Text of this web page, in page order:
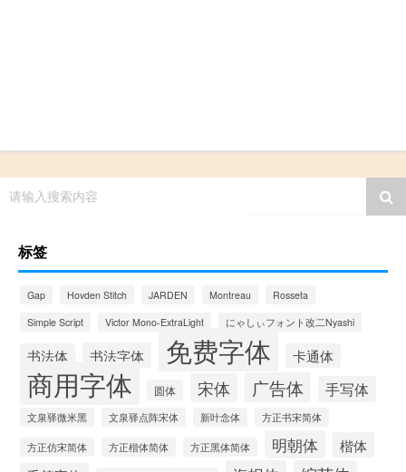
请输入搜索内容
标签
Gap Hovden Stitch JARDEN Montreau
Rosseta
Simple Script
Victor Mono-ExtraLight にゃしぃフォント改二Nyashi
书法体 书法字体 免费字体 卡通体
商用字体 圆体 宋体 广告体 手写体
文泉驿微米黑 文泉驿点阵宋体 新叶念体 方正书宋简体
方正仿宋简体 方正楷体简体 方正黑体简体 明朝体 楷体